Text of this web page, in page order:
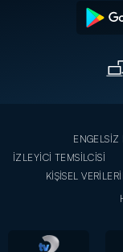
İZLEYİCİ TEMSİLCİSİ
KİŞİSEL